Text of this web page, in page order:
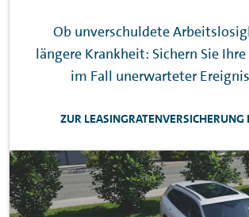
Ob unverschuldete
längere Krankheit: Sichern Sie
im Fall unerwarteter
ZUR LEASINGRATENVERSICHERUNG